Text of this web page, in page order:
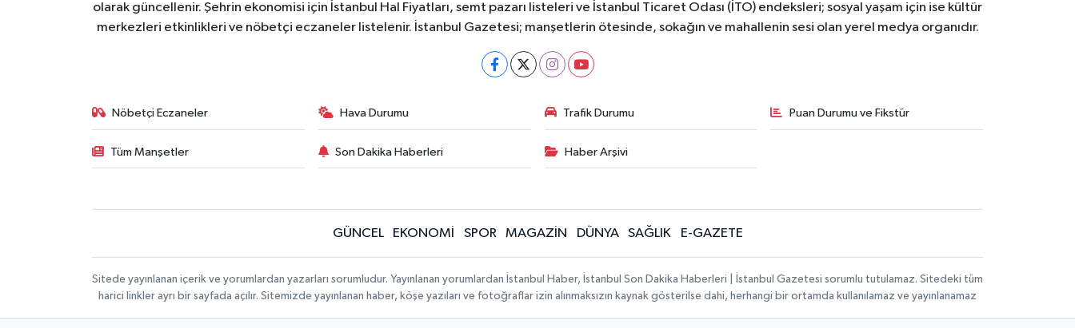
olarak güncellenir. Şehrin ekonomisi için İstanbul Hal Fiyatları, semt pazarı listeleri ve İstanbul Ticaret Odası (İTO) endeksleri; sosyal yaşam için ise kültür
merkezleri etkinlikleri ve nöbetçi eczaneler listelenir. İstanbul Gazetesi; manşetlerin ötesinde, sokağın ve mahallenin sesi olan yerel medya organıdır.
Nöbetçi Eczaneler Hava Durumu Trafik Durumu Puan Durumu ve Fikstür
Tüm Manşetler Son Dakika Haberleri Haber Arşivi
GÜNCEL EKONOMİ SPOR MAGAZİN DÜNYA SAĞLIK E-GAZETE
Sitede yayınlanan içerik ve yorumlardan yazarları sorumludur. Yayınlanan yorumlardan İstanbul Haber, İstanbul Son Dakika Haberleri | İstanbul Gazetesi sorumlu tutulamaz. Sitedeki tüm
harici linkler ayrı bir sayfada açılır. Sitemizde yayınlanan haber, köşe yazıları ve fotoğraflar izin alınmaksızın kaynak gösterilse dahi, herhangi bir ortamda kullanılamaz ve yayınlanamaz